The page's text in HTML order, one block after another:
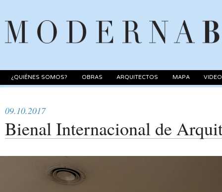
¿QUIÉNES SOMOS? OBRAS ARQUITECTOS MAPA
09.10.2017
Bienal Internacional de